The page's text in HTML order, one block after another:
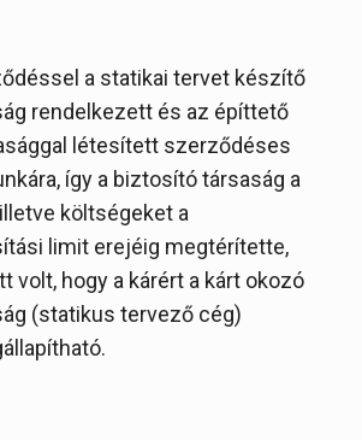
a statikai tervet készítő
rendelkezett és az építtető
létesített szerződéses
így a biztosító társaság a
költségeket a
limit erejéig megtérítette,
volt, hogy a kárért a kárt okozó
(statikus tervező cég)